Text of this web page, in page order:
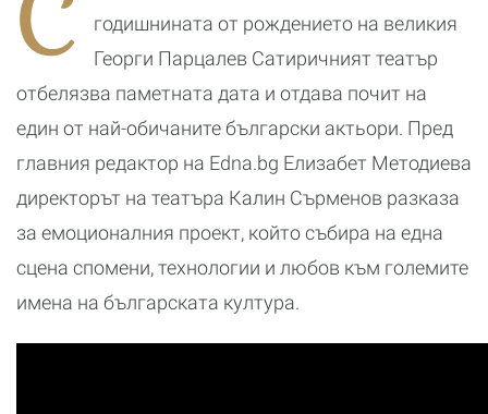
годишнината от рождението на великия
Георги Парцалев Сатиричният театър
отбелязва паметната дата и отдава почит на
един от най-обичаните български актьори. Пред
главния редактор на Edna.bg Елизабет Методиева
директорът на театъра Калин Сърменов разказа
за емоционалния проект, който събира на една
сцена спомени, технологии и любов към големите
имена на българската култура.